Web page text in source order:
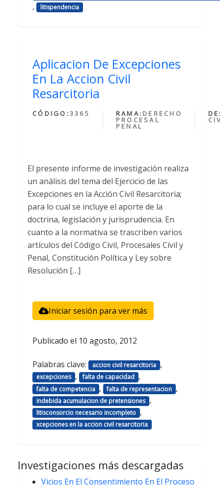
, litispendencia
Aplicacion De Excepciones
En La Accion Civil
Resarcitoria
CÓDIGO:3365 RAMA: DERECHO
PROCESAL
PENAL
El presente informe de investigación realiza
un análisis del tema del Ejercicio de las
Excepciones en la Acción Civil Resarcitoria;
para lo cual se incluye el aporte de la
doctrina, legislación y jurisprudencia. En
cuanto a la normativa se trascriben varios
artículos del Código Civil, Procesales Civil y
Penal, Constitución Política y Ley sobre
Resolución […]
Iniciar sesión para ver más
Publicado el 10 agosto, 2012
Palabras clave: accion civil resarcitoria ,
excepciones , falta de capacidad ,
falta de competencia , falta de representacion ,
indebida acumulacion de pretensiones ,
litisconsorcio necesario incompleto ,
xcepciones en la accion civil resarcitoria
Investigaciones más descargadas
Vicios En El Consentimiento En El Proceso